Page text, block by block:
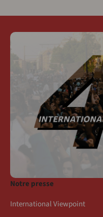
Notre presse
International Viewpoint